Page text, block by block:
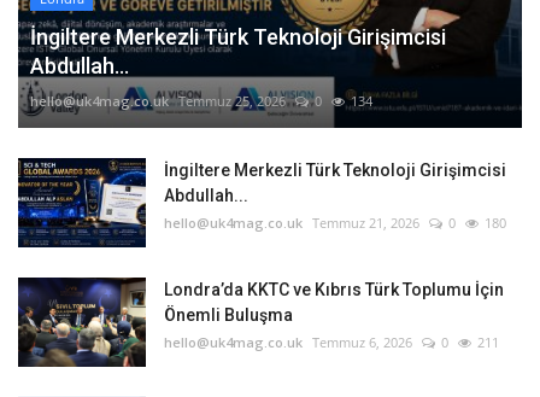
İngiltere Merkezli Türk Teknoloji Girişimcisi
Abdullah...
hello@uk4mag.co.uk Temmuz 25, 2026 0 134
İngiltere Merkezli Türk Teknoloji Girişimcisi
Abdullah...
hello@uk4mag.co.uk Temmuz 21, 2026 0 180
Londra’da KKTC ve Kıbrıs Türk Toplumu İçin
Önemli Buluşma
hello@uk4mag.co.uk Temmuz 6, 2026 0 211